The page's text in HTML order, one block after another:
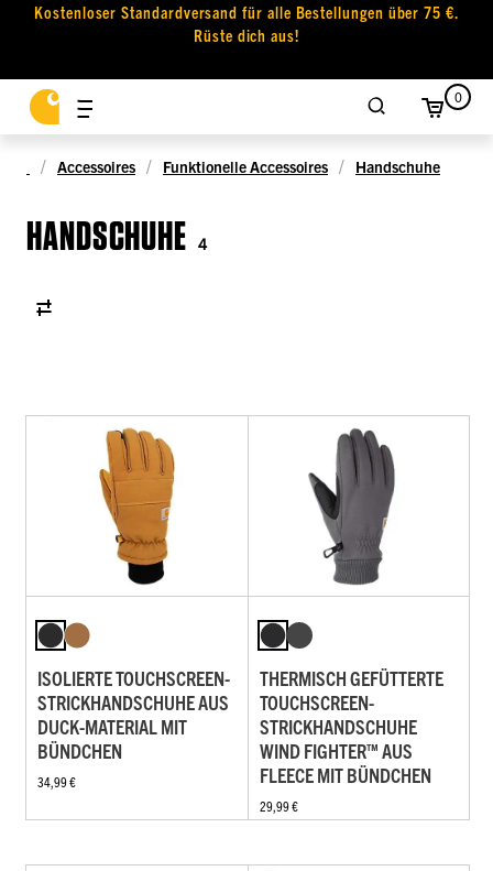
Kostenloser Standardversand für alle Bestellungen über 75 €.
Rüste dich aus!
0
Accessoires Funktionelle Accessoires Handschuhe
HANDSCHUHE 4
ISOLIERTE TOUCHSCREEN-
STRICKHANDSCHUHE AUS
DUCK-MATERIAL MIT
BÜNDCHEN
34,99 €
THERMISCH GEFÜTTERTE
TOUCHSCREEN-
STRICKHANDSCHUHE
WIND FIGHTER™ AUS
FLEECE MIT BÜNDCHEN
29,99 €